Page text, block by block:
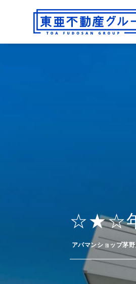
☆★☆年
アパマンショップ茅